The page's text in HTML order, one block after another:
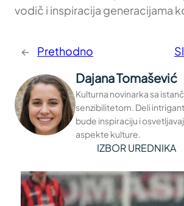
vodič i inspiracija generacijama
← Prethodno
Dajana Tomašević
Kulturna novinarka sa
senzibilitetom. Deli
bude inspiraciju i
aspekte kulture.
IZBOR UREDNIKA